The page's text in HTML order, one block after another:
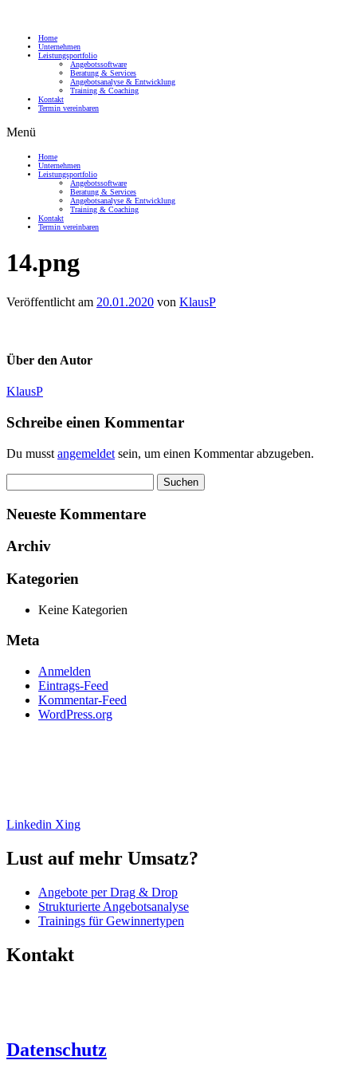
Home
Unternehmen
Leistungsportfolio
Angebotssoftware
Beratung & Services
Angebotsanalyse & Entwicklung
Training & Coaching
Kontakt
Termin vereinbaren
Menü
Home
Unternehmen
Leistungsportfolio
Angebotssoftware
Beratung & Services
Angebotsanalyse & Entwicklung
Training & Coaching
Kontakt
Termin vereinbaren
14.png
Veröffentlicht am 20.01.2020 von KlausP
Über den Autor
KlausP
Schreibe einen Kommentar
Du musst angemeldet sein, um einen Kommentar abzugeben.
nach:
Neueste Kommentare
Archiv
Kategorien
Keine Kategorien
Meta
Anmelden
Eintrags-Feed
Kommentar-Feed
WordPress.org
Linkedin Xing
Lust auf mehr Umsatz?
Angebote per Drag & Drop
Strukturierte Angebotsanalyse
Trainings für Gewinnertypen
Kontakt
Datenschutz